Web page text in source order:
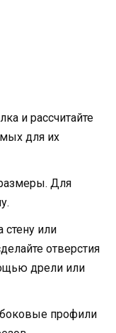
и рассчитайте
для их
Для
стену или
отверстия
дрели или
профили